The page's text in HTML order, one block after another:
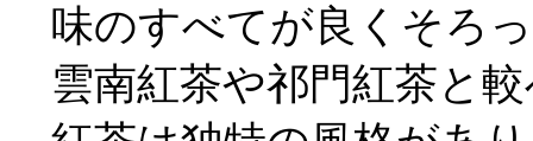
味のすべてが良くそろ
雲南紅茶や祁門紅茶と